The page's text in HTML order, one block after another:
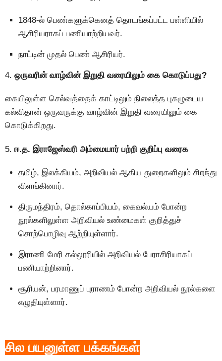
1848-ல் பெண்களுக்கெனத் தொடங்கப்பட்ட பள்ளியில்
ஆசிரியராகப் பணியாற்றியவர்.
நாட்டின் முதல் பெண் ஆசிரியர்.
4. ஒருவரின் வாழ்வின் இறுதி வரையிலும் கை கொடுப்பது?
கையிலுள்ள செல்வத்தைக் காட்டிலும் நிலைத்த புகழுடைய
கல்விதான் ஒருவருக்கு வாழ்வின் இறுதி வரையிலும் கை
கொடுக்கிறது.
5. ஈ.த. இராஜேஸ்வரி அம்மையார் பற்றி குறிப்பு வரைக
தமிழ், இலக்கியம், அறிவியல் ஆகிய துறைகளிலும் சிறந்து
விளங்கினார்.
திருமந்திரம், தொல்காப்பியம், கைவல்யம் போன்ற
நூல்களிலுள்ள அறிவியல் உண்மைகள் குறித்துச்
சொற்பொழிவு ஆற்றியுள்ளார்.
இராணி மேரி கல்லூரியில் அறிவியல் பேராசிரியாகப்
பணியாற்றினார்.
சூரியன், பரமாணுப் புராணம் போன்ற அறிவியல் நூல்களை
எழுதியுள்ளார்.
சில பயனுள்ள பக்கங்கள்